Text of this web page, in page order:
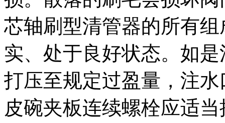
芯轴刷型清管器的所有
实、处于良好状态。如
打压至规定过盈量，注
皮碗夹板连续螺栓应适